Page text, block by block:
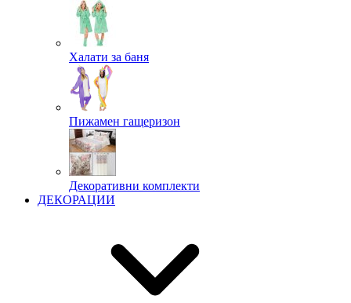
Халати за баня
Пижамен гащеризон
Декоративни комплекти
ДЕКОРАЦИИ